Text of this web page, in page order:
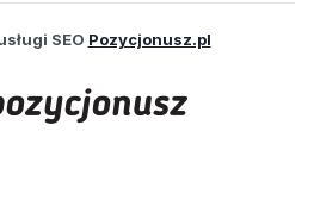
SEO Pozycjonusz.pl